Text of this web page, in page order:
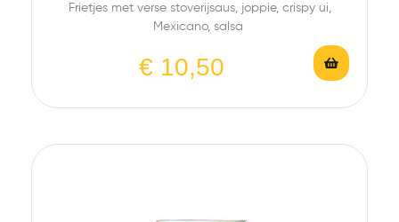
Frietjes met verse stoverijsaus, joppie, crispy ui,
Mexicano, salsa
€ 10,50